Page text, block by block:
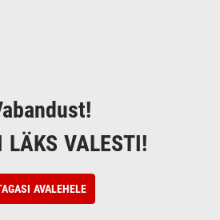
LÄKS VALESTI!
AVALEHELE